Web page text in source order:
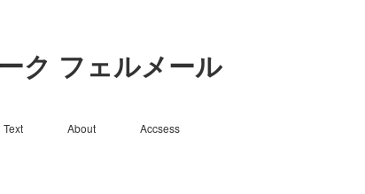
ク フェルメール
Text About Accsess